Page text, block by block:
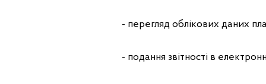
- перегляд облікових даних
- подання звітності в